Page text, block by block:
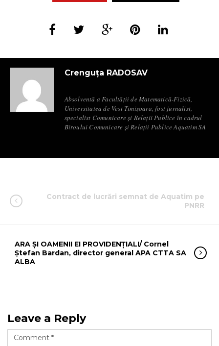
Crenguța RADOSAV
Absolventă a Facultății de Matematică-Fizică,
Universitatea de Vest Timișoara, fost jurnalist,
specialist Comunicare și Relații Publice în cadrul
Biroului Comunicare și Relații Publice Aquatim SA
Contract de lucrări semnat de Aquatim pe
PNRR
ARA ȘI OAMENII EI PROVIDENȚIALI/ Cornel
Ștefan Bardan, director general APA CTTA SA
ALBA
Leave a Reply